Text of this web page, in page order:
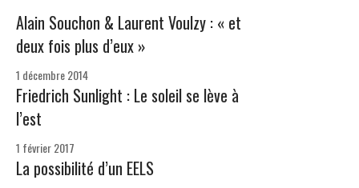
Alain Souchon & Laurent Voulzy : « et
deux fois plus d’eux »
1 décembre 2014
Friedrich Sunlight : Le soleil se lève à
l’est
1 février 2017
La possibilité d’un EELS